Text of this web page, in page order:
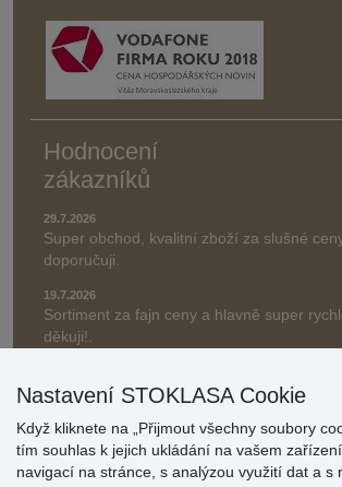
Hodnocení
zákazníků
29.7.2026
Super obchod, kvalitní zboží za slušné
doporučuji.
19.7.2026
Sortiment za fajn ceny a hlavně super
děkuji!.
» Aktuálně 19084 recenzí
* Recenze neověřujeme
Nastavení STOKLASA Cookie
Když kliknete na „Přijmout všechny soubory
tím souhlas k jejich ukládání na vašem
navigací na stránce, s analýzou využití dat a s